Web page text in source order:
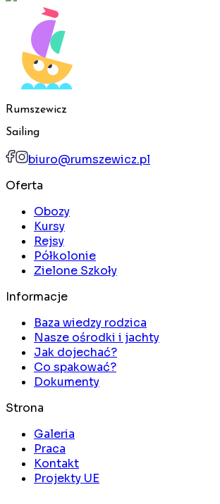
Rumszewicz
Sailing
biuro@rumszewicz.pl
Oferta
Obozy
Kursy
Rejsy
Półkolonie
Zielone Szkoły
Informacje
Baza wiedzy rodzica
Nasze ośrodki i jachty
Jak dojechać?
Co spakować?
Dokumenty
Strona
Galeria
Praca
Kontakt
Projekty UE